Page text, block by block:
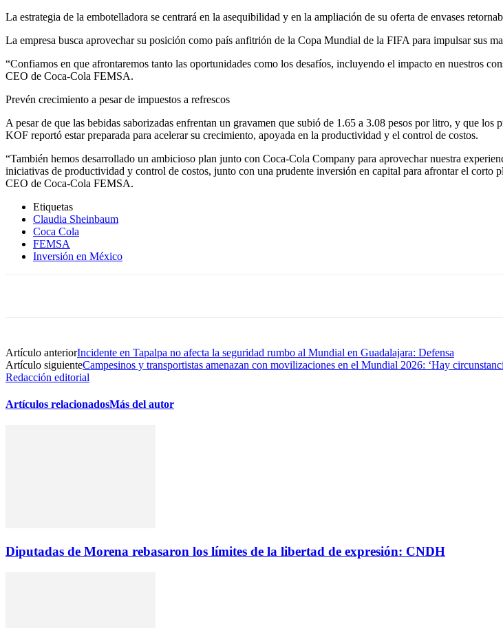
La estrategia de la embotelladora se centrará en la asequibilidad y en la ampliación de su oferta de envases
La empresa busca aprovechar su posición como país anfitrión de la Copa Mundial de la FIFA para impulsar sus
“Confiamos en que afrontaremos tanto las oportunidades como los desafíos, incluyendo el impacto en nuestros
CEO de Coca-Cola FEMSA.
Prevén crecimiento a pesar de impuestos a refrescos
A pesar de que las bebidas saborizadas enfrentan un gravamen que subió de 1.65 a 3.08 pesos por litro, y que
KOF reportó estar preparada para acelerar su crecimiento, apoyada en la productividad y el control de costos.
“También hemos desarrollado un ambicioso plan junto con Coca-Cola Company para aprovechar nuestra
iniciativas de productividad y control de costos, junto con una prudente inversión en capital para afrontar el
CEO de Coca-Cola FEMSA.
Etiquetas
Claudia Sheinbaum
Coca Cola
FEMSA
Inversión en México
Artículo anteriorIncidente en Tapalpa no afecta la seguridad rumbo al Mundial en Guadalajara: Defensa
Artículo siguienteCampesinos y transportistas amenazan con movilizaciones en el Mundial 2026: ‘Hay
Redacción editorial
Artículos relacionadosMás del autor
Diputadas de Morena rebasaron los límites de la libertad de expresión: CNDH